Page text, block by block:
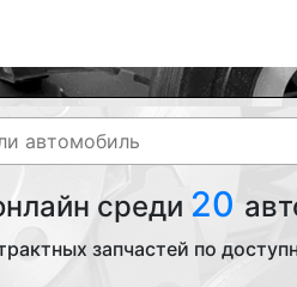
среди 20
запчастей по